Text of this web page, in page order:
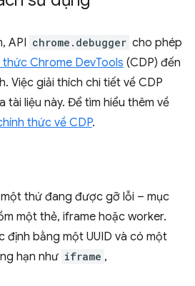
API chrome.debugger cho phép
thức Chrome DevTools (CDP) đến
Việc giải thích chi tiết về CDP
tài liệu này. Để tìm hiểu thêm về
thức về CDP.
thứ đang được gỡ lỗi – mục
một thẻ, iframe hoặc worker.
định bằng một UUID và có một
hạn như iframe ,